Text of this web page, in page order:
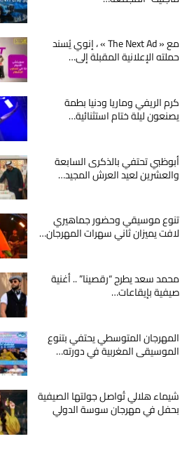
مع « The Next Ad » ، إنوي يُسند
حملته الإعلانية المقبلة إلى…
كرم الريفي وماريا ودنيا بطمة
يصنعون ليلة ختام استثنائية…
أبوظبي تحتفي بالذكرى السابعة
والعشرين لعيد العرش المجيد…
تنوع موسيقي وحضور جماهيري
لافت يميزان ثاني سهرات المهرجان…
محمد سعد يطرح “رقصينا” .. أغنية
صيفية بإيقاعات…
المهرجان المتوسطي يحتفي بتنوع
الموسيقى المغربية في دورته…
شيماء هلالي تُواصل جولتها الصيفية
بحفل في مهرجان سوسة الدولي